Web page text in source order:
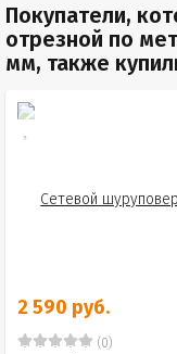
Покупатели,
отрезной по
мм, также
2 590 руб.
(0)